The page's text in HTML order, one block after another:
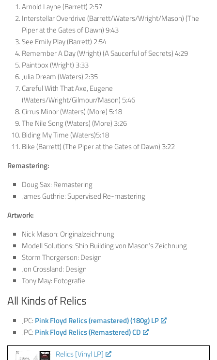
Arnold Layne (Barrett) 2:57
Interstellar Overdrive (Barrett/Waters/Wright/Mason) (The
Piper at the Gates of Dawn) 9:43
See Emily Play (Barrett) 2:54
Remember A Day (Wright) (A Saucerful of Secrets) 4:29
Paintbox (Wright) 3:33
Julia Dream (Waters) 2:35
Careful With That Axe, Eugene
(Waters/Wright/Gilmour/Mason) 5:46
Cirrus Minor (Waters) (More) 5:18
The Nile Song (Waters) (More) 3:26
Biding My Time (Waters)5:18
Bike (Barrett) (The Piper at the Gates of Dawn) 3:22
Remastering:
Doug Sax: Remastering
James Guthrie: Supervised Re-mastering
Artwork:
Nick Mason: Originalzeichnung
Modell Solutions: Ship Building von Mason’s Zeichnung
Storm Thorgerson: Design
Jon Crossland: Design
Tony May: Fotografie
All Kinds of Relics
JPC: Pink Floyd Relics (remastered) (180g) LP
JPC: Pink Floyd Relics (Remastered) CD
Relics [Vinyl LP]